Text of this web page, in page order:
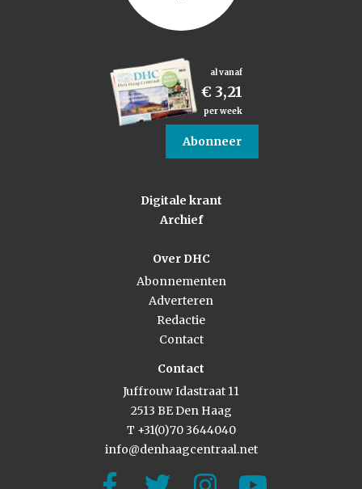
al vanaf
€ 3,21
per week
Abonneer
Digitale krant
Archief
Over DHC
Abonnementen
Adverteren
Redactie
Contact
Contact
Juffrouw Idastraat 11
2513 BE Den Haag
T +31(0)70 3644040
info@denhaagcentraal.net